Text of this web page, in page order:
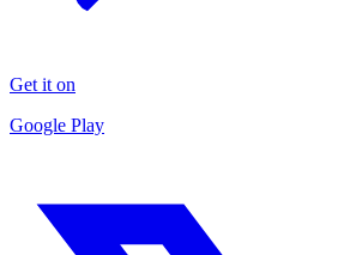
Get it on
Google Play